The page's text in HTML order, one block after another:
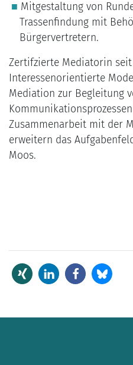
Mitgestaltung von
Trassenfindung mit
Bürgervertretern.
Zertifzierte Mediatorin seit
Interessenorientierte
Mediation zur Begleitung
Zusammenarbeit mit der
erweitern das
Moos.